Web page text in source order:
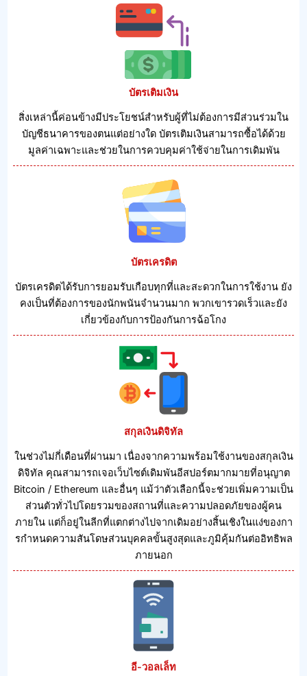
บัตรเติมเงิน
สิ่งเหล่านี้ค่อนข้างมีประโยชน์สําหรับผู้ที่ไม่ต้องการมีส่วนร่วมใน
บัญชีธนาคารของตนแต่อย่างใด บัตรเติมเงินสามารถซื้อได้ด้วย
มูลค่าเฉพาะและช่วยในการควบคุมค่าใช้จ่ายในการเดิมพัน
บัตรเครดิต
บัตรเครดิตได้รับการยอมรับเกือบทุกที่และสะดวกในการใช้งาน ยัง
คงเป็นที่ต้องการของนักพนันจํานวนมาก พวกเขารวดเร็วและยัง
เกี่ยวข้องกับการป้องกันการฉ้อโกง
สกุลเงินดิจิทัล
ในช่วงไม่กี่เดือนที่ผ่านมา เนื่องจากความพร้อมใช้งานของสกุลเงิน
ดิจิทัล คุณสามารถเจอเว็บไซต์เดิมพันอีสปอร์ตมากมายที่อนุญาต
Bitcoin / Ethereum และอื่นๆ แม้ว่าตัวเลือกนี้จะช่วยเพิ่มความเป็น
ส่วนตัวทั่วไปโดยรวมของสถานที่และความปลอดภัยของผู้คน
ภายใน แต่ก็อยู่ในลีกที่แตกต่างไปจากเดิมอย่างสิ้นเชิงในแง่ของกา
รกําหนดความสันโดษส่วนบุคคลขั้นสูงสุดและภูมิคุ้มกันต่ออิทธิพล
ภายนอก
อี-วอลเล็ท